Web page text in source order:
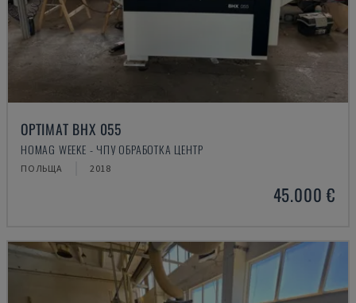
OPTIMAT BHX 055
HOMAG WEEKE - ЧПУ ОБРАБОТКА ЦЕНТР
ПОЛЬЩА 2018
45.000 €